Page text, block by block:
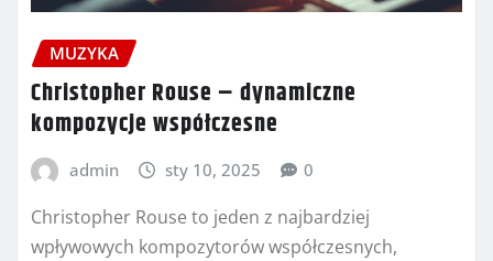
MUZYKA
Christopher Rouse – dynamiczne
kompozycje współczesne
admin sty 10, 2025 0
Christopher Rouse to jeden z najbardziej
wpływowych kompozytorów współczesnych,